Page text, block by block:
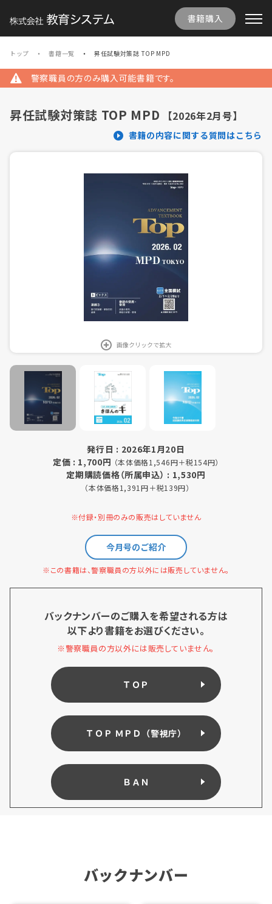
書籍購入
トップ 書籍一覧 昇任試験対策誌 TOP MPD
警察職員の方のみ購入可能書籍です。
昇任試験対策誌 TOP MPD 【2026年2月号】
書籍の内容に関する質問はこちら
画像クリックで拡大
発行日 : 2026年1月20日
定価 : 1,700円 （本体価格1,546円＋税154円）
定期購読価格（所属申込） : 1,530円
（本体価格1,391円＋税139円）
※付録・別冊のみの販売はしていません
今月号のご紹介
※この書籍は、警察職員の方以外には販売していません。
バックナンバーのご購入を希望される方は
以下より書籍をお選びください。
※警察職員の方以外には販売していません。
ＴＯＰ
ＴＯＰ ＭＰＤ（警視庁）
ＢＡＮ
バックナンバー